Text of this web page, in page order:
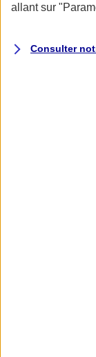
allant sur
Consulter